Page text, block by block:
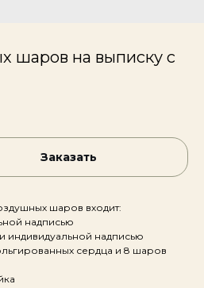
шаров на выписку с
Заказать
шаров входит:
надписью
надписью
сердца и 8 шаров